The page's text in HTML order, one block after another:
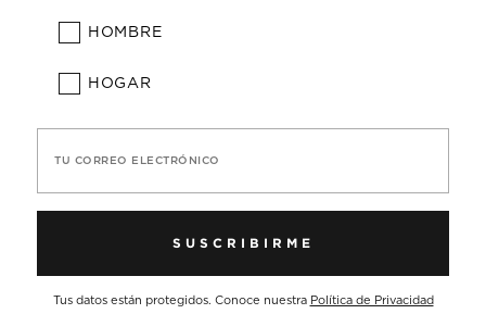
HOMBRE
HOGAR
TU CORREO ELECTRÓNICO
SUSCRIBIRME
Tus datos están protegidos. Conoce nuestra Política de Privacidad